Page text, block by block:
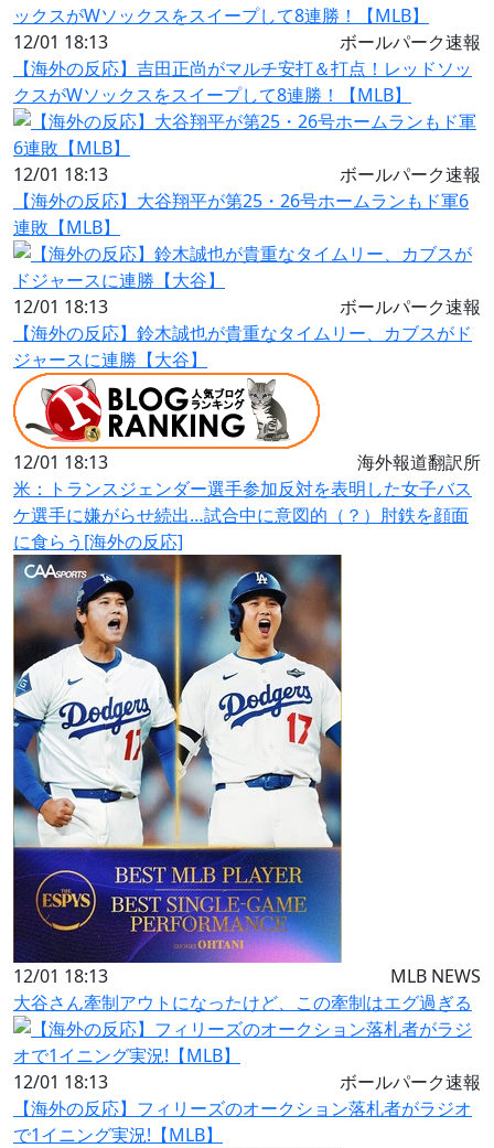
12/01 18:13
ボールパーク速報
【海外の反応】吉田正尚がマルチ安打＆打点！レッドソッ
クスがWソックスをスイープして8連勝！【MLB】
12/01 18:13
ボールパーク速報
【海外の反応】大谷翔平が第25・26号ホームランもド軍6
連敗【MLB】
12/01 18:13
ボールパーク速報
【海外の反応】鈴木誠也が貴重なタイムリー、カブスがド
ジャースに連勝【大谷】
12/01 18:13
海外報道翻訳所
米：トランスジェンダー選手参加反対を表明した女子バス
ケ選手に嫌がらせ続出…試合中に意図的（？）肘鉄を顔面
に食らう[海外の反応]
12/01 18:13
MLB NEWS
大谷さん牽制アウトになったけど、この牽制はエグ過ぎる
12/01 18:13
ボールパーク速報
【海外の反応】フィリーズのオークション落札者がラジオ
で1イニング実況!【MLB】